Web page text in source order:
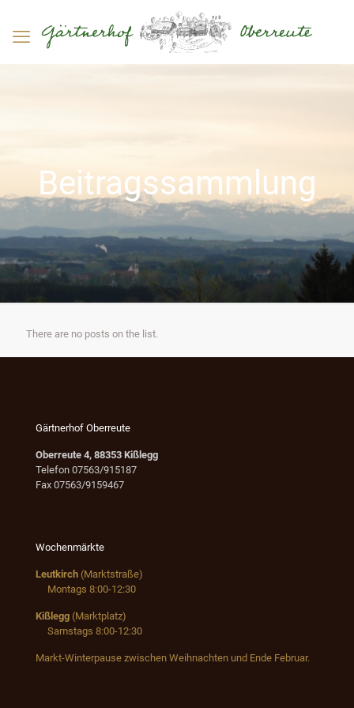
Beitragssammlung
There are no posts on the list.
Gärtnerhof Oberreute
Oberreute 4, 88353 Kißlegg
Telefon 07563/915187
Fax 07563/9159467
Wochenmärkte
Leutkirch (Marktstraße)
Montags 8:00-12:30
Kißlegg (Marktplatz)
Samstags 8:00-12:30
Markt-Winterpause zwischen Weihnachten und Ende Februar.